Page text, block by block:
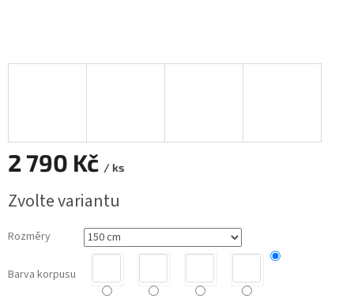
2 790 Kč / ks
cena:
Zvolte variantu
Rozměry
Barva korpusu